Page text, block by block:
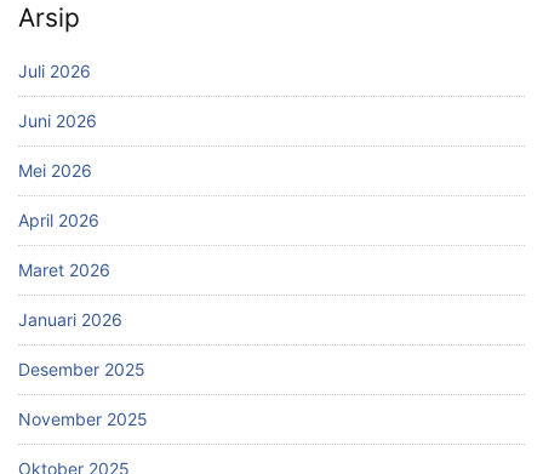
Arsip
Juli 2026
Juni 2026
Mei 2026
April 2026
Maret 2026
Januari 2026
Desember 2025
November 2025
Oktober 2025